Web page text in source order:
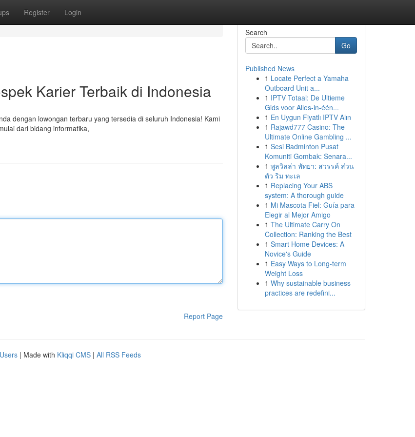
Register Login
Karier Terbaik di Indonesia
dengan lowongan terbaru yang tersedia di seluruh Indonesia! Kami
dari bidang informatika,
Report Page
Search
Go
Published News
1 Locate Perfect a Yamaha
Outboard Unit a...
1 IPTV Totaal: De Ultieme
Gids voor Alles-in-één...
1 En Uygun Fiyatlı IPTV Alın
1 Rajawd777 Casino: The
Ultimate Online Gambling ...
1 Sesi Badminton Pusat
Komuniti Gombak: Senara...
1 พูลวิลล่า พัทยา: สวรรค์ ส่วน
ตัว ริม ทะเล
1 Replacing Your ABS
system: A thorough guide
1 Mi Mascota Fiel: Guía para
Elegir al Mejor Amigo
1 The Ultimate Carry On
Collection: Ranking the Best
1 Smart Home Devices: A
Novice's Guide
1 Easy Ways to Long-term
Weight Loss
1 Why sustainable business
practices are redefini...
| Made with Kliqqi CMS | All RSS Feeds